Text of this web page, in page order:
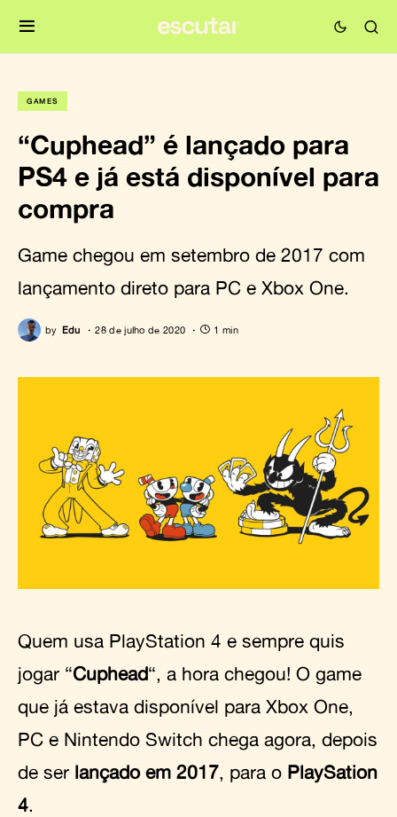
GAMES
“Cuphead” é lançado para
PS4 e já está disponível para
compra
Game chegou em setembro de 2017 com
lançamento direto para PC e Xbox One.
by Edu 28 de julho de 2020 1 min
Quem usa PlayStation 4 e sempre quis
jogar “Cuphead“, a hora chegou! O game
que já estava disponível para Xbox One,
PC e Nintendo Switch chega agora, depois
de ser lançado em 2017, para o PlaySation
4.